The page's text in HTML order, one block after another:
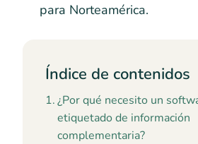
para Norteamérica.
Índice de contenidos
¿Por qué necesito un
etiquetado de información
complementaria?